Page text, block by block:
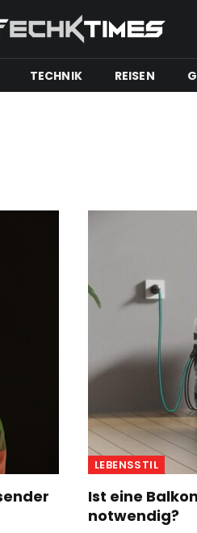
TECHNIK REISEN
LEBENSSTIL
Ist eine
notwendig?